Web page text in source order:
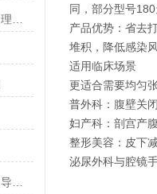
同，部分型号
产品优势‌：省去
堆积，降低感染
适用临床场景
更适合需要均匀
普外科：腹壁关
妇产科：剖宫产
整形美容：皮下
泌尿外科与腔镜